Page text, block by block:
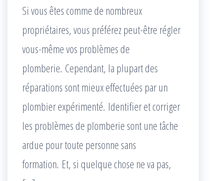
Si vous êtes comme de nombreux
propriétaires, vous préférez peut-être régler
vous-même vos problèmes de
plomberie. Cependant, la plupart des
réparations sont mieux effectuées par un
plombier expérimenté. Identifier et corriger
les problèmes de plomberie sont une tâche
ardue pour toute personne sans
formation. Et, si quelque chose ne va pas,